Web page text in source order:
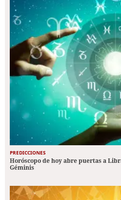
PREDICCIONES
Horóscopo de hoy abre puertas a
Géminis